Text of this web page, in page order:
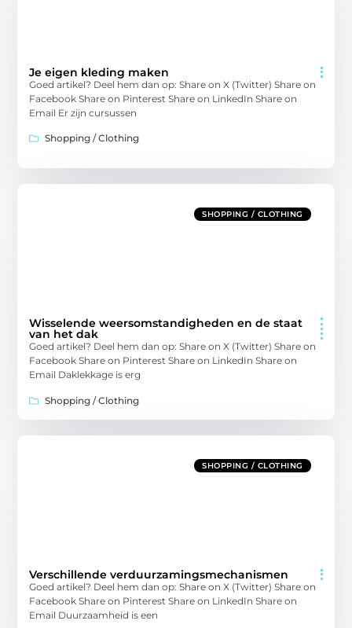
Je eigen kleding maken
Goed artikel? Deel hem dan op: Share on X (Twitter) Share on
Facebook Share on Pinterest Share on LinkedIn Share on
Email Er zijn cursussen
Shopping / Clothing
SHOPPING / CLOTHING
Wisselende weersomstandigheden en de staat
van het dak
Goed artikel? Deel hem dan op: Share on X (Twitter) Share on
Facebook Share on Pinterest Share on LinkedIn Share on
Email Daklekkage is erg
Shopping / Clothing
SHOPPING / CLOTHING
Verschillende verduurzamingsmechanismen
Goed artikel? Deel hem dan op: Share on X (Twitter) Share on
Facebook Share on Pinterest Share on LinkedIn Share on
Email Duurzaamheid is een